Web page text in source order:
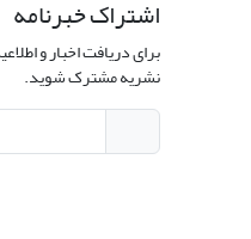
اشتراک خبرنامه
برای دریافت اخبار و
نشریه مشترک شوید.